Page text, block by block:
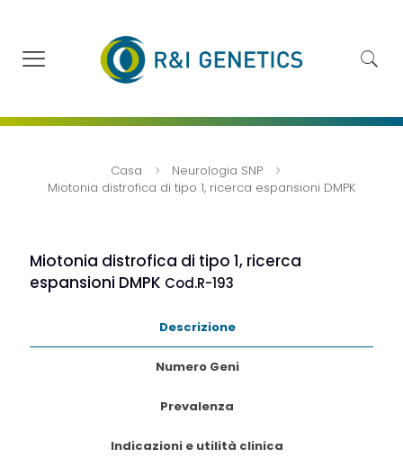
Casa
Neurologia SNP
Miotonia distrofica di tipo 1, ricerca espansioni DMPK
Miotonia distrofica di tipo 1, ricerca
espansioni DMPK Cod.R-193
Descrizione
Numero Geni
Prevalenza
Indicazioni e utilità clinica